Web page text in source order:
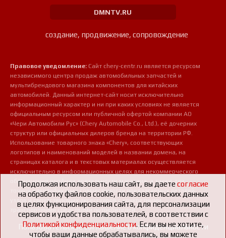
DMNTV.RU
создание, продвижение, сопровождение
Правовое уведомление: Сайт chery-centr.ru является ресурсом
независимого центра продаж автомобильных запчастей и
мультибрендового магазина компонентов для китайских
автомобилей. Данный интернет-сайт носит исключительно
информационный характер и ни при каких условиях не является
официальным ресурсом или публичной офертой компании АО
«Чери Автомобили Рус» (Chery Automobile Co., Ltd.), её дочерних
структур или официальных дилеров бренда на территории РФ.
Использование товарного знака «Chery», соответствующих
логотипов и наименований моделей в названии домена, на
страницах каталога и в текстовых материалах осуществляется
исключительно в информационных целях для некоммерческого
обозначения профиля деятельности магазина, а также для
точной идентификации совместимости предлагаемых деталей,
узлов и сопутствующих аксессуаров с конкретными
транспортными средствами потребителей.
Пользовательское соглашение о конфиденциальности
Продолжая использовать наш сайт, вы даетесогласие
на обработку файлов cookie, пользовательских данных
в целях функционирования сайта, для персонализации
сервисов и удобства пользователей, в соответствии с
Политикой конфиденциальности. Если вы не хотите,
чтобы ваши данные обрабатывались, вы можете